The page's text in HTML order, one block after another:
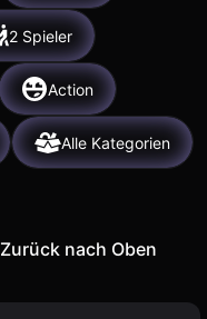
2 Spieler
Action
Alle Kategorien
Zurück nach Oben